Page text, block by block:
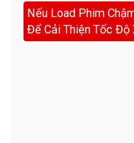
Nếu Load Phim
Để Cải Thiện Tốc Độ